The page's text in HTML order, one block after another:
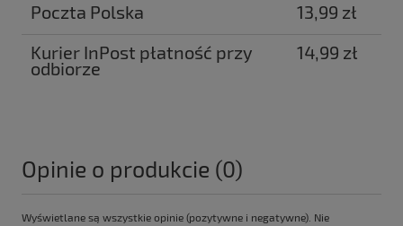
Poczta Polska
13,99 zł
Kurier InPost płatność przy
odbiorze
14,99 zł
Opinie o produkcie (0)
Wyświetlane są wszystkie opinie (pozytywne i negatywne). Nie